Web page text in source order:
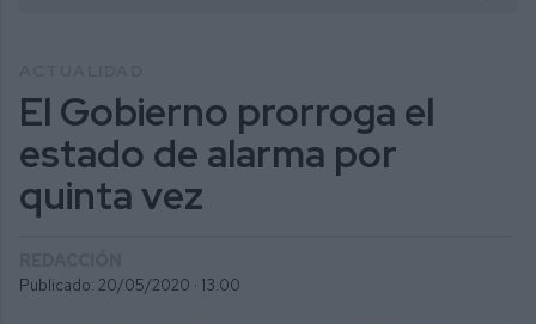
El Gobierno prorroga el
estado de alarma por
quinta vez
Publicado: 20/05/2020 · 13:00